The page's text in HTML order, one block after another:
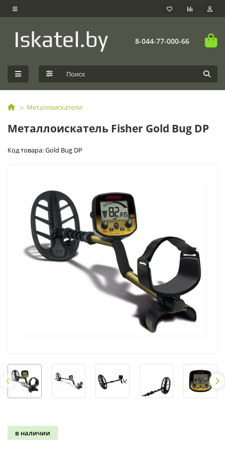
8-044-77-000-66
Металлоискатели
Металлоискатель Fisher Gold Bug DP
Код товара: Gold Bug DP
в наличии